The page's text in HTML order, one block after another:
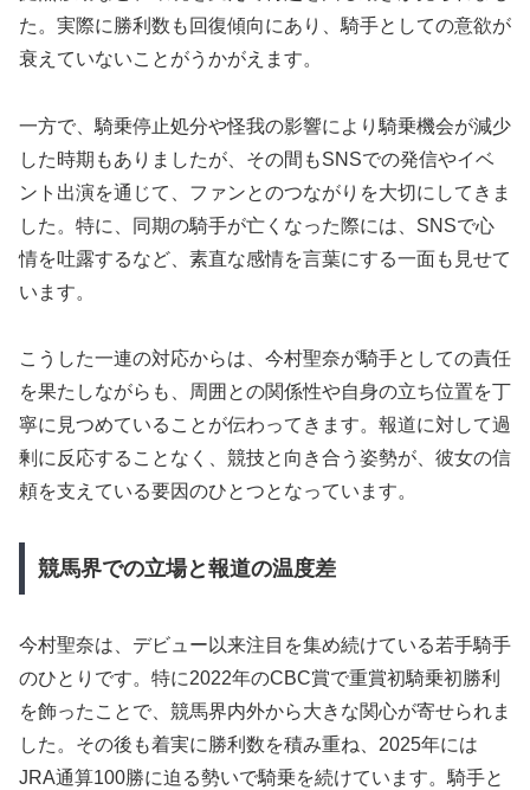
た。実際に勝利数も回復傾向にあり、騎手としての意欲が
衰えていないことがうかがえます。
一方で、騎乗停止処分や怪我の影響により騎乗機会が減少
した時期もありましたが、その間もSNSでの発信やイベ
ント出演を通じて、ファンとのつながりを大切にしてきま
した。特に、同期の騎手が亡くなった際には、SNSで心
情を吐露するなど、素直な感情を言葉にする一面も見せて
います。
こうした一連の対応からは、今村聖奈が騎手としての責任
を果たしながらも、周囲との関係性や自身の立ち位置を丁
寧に見つめていることが伝わってきます。報道に対して過
剰に反応することなく、競技と向き合う姿勢が、彼女の信
頼を支えている要因のひとつとなっています。
競馬界での立場と報道の温度差
今村聖奈は、デビュー以来注目を集め続けている若手騎手
のひとりです。特に2022年のCBC賞で重賞初騎乗初勝利
を飾ったことで、競馬界内外から大きな関心が寄せられま
した。その後も着実に勝利数を積み重ね、2025年には
JRA通算100勝に迫る勢いで騎乗を続けています。騎手と